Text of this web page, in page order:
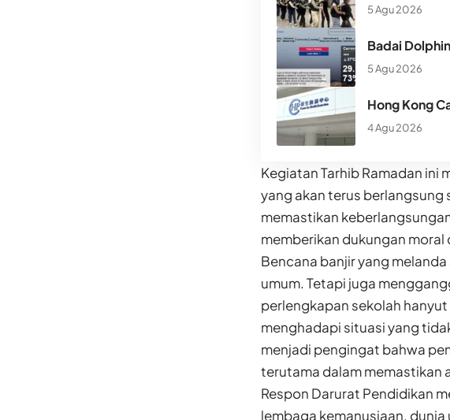
5 Agu 2026
Badai
5 Agu 2026
Hong Kong
4 Agu 2026
Kegiatan Tarhib Ramadan ini
yang akan terus
memastikan
memberikan dukungan
Bencana banjir yang
umum. Tetapi juga
perlengkapan sekolah
menghadapi situasi yang
menjadi pengingat bahwa
terutama dalam memastikan
Respon Darurat Pendidikan
lembaga kemanusiaan,